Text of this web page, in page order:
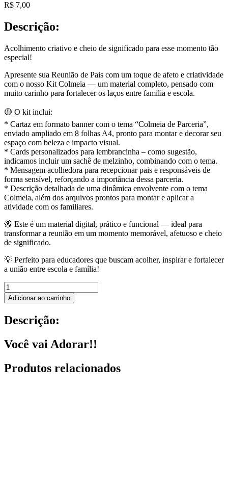
R$ 7,00
Descrição:
Acolhimento criativo e cheio de significado para esse momento tão
especial!
Apresente sua Reunião de Pais com um toque de afeto e criatividade
com o nosso Kit Colmeia — um material completo, pensado com
muito carinho para fortalecer os laços entre família e escola.
🟡 O kit inclui:
* Cartaz em formato banner com o tema “Colmeia de Parceria”,
enviado ampliado em 8 folhas A4, pronto para montar e decorar seu
espaço com beleza e impacto visual.
* Cards personalizados para lembrancinha – como sugestão,
indicamos incluir um sachê de melzinho, combinando com o tema.
* Mensagem acolhedora para recepcionar pais e responsáveis de
forma sensível, reforçando a importância dessa parceria.
* Descrição detalhada de uma dinâmica envolvente com o tema
Colmeia, além dos arquivos prontos para montar e aplicar a
atividade com os familiares.
🐝 Este é um material digital, prático e funcional — ideal para
transformar a reunião em um momento memorável, afetuoso e cheio
de significado.
💡 Perfeito para educadores que buscam acolher, inspirar e fortalecer
a união entre escola e família!
KIT
REUNIÃO
DE
TEMA
quantidade
Adicionar ao carrinho
Descrição:
Você vai Adorar!!
Produtos relacionados